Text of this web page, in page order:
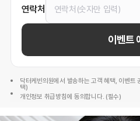
연락처
이벤트
닥터케빈의원에서 발송하는 고객 혜택, 이벤트
택)
개인정보 취급방침에 동의합니다. (필수)